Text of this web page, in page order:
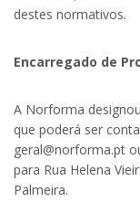
destes normativos.
Encarregado de
A Norforma
que poderá ser
geral@norforma.pt
para Rua Helena
Palmeira.